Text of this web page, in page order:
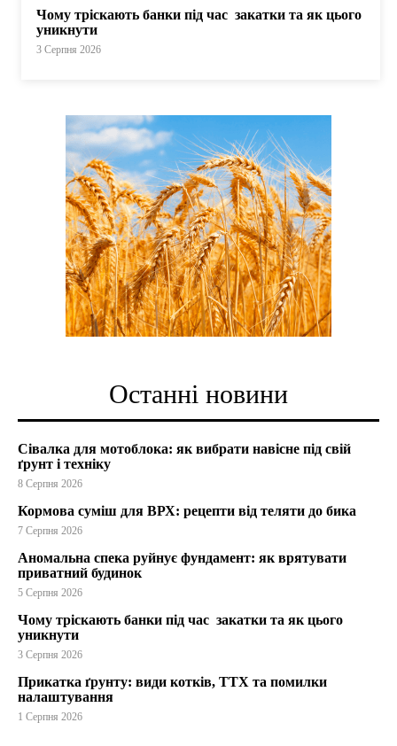
Чому тріскають банки під час закатки та як цього
уникнути
3 Серпня 2026
Останні новини
Сівалка для мотоблока: як вибрати навісне під свій
ґрунт і техніку
8 Серпня 2026
Кормова суміш для ВРХ: рецепти від теляти до бика
7 Серпня 2026
Аномальна спека руйнує фундамент: як врятувати
приватний будинок
5 Серпня 2026
Чому тріскають банки під час закатки та як цього
уникнути
3 Серпня 2026
Прикатка ґрунту: види котків, ТТХ та помилки
налаштування
1 Серпня 2026